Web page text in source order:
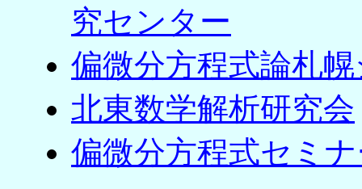
究センター
偏微分方程式論札
北東数学解析研究会
偏微分方程式セミ